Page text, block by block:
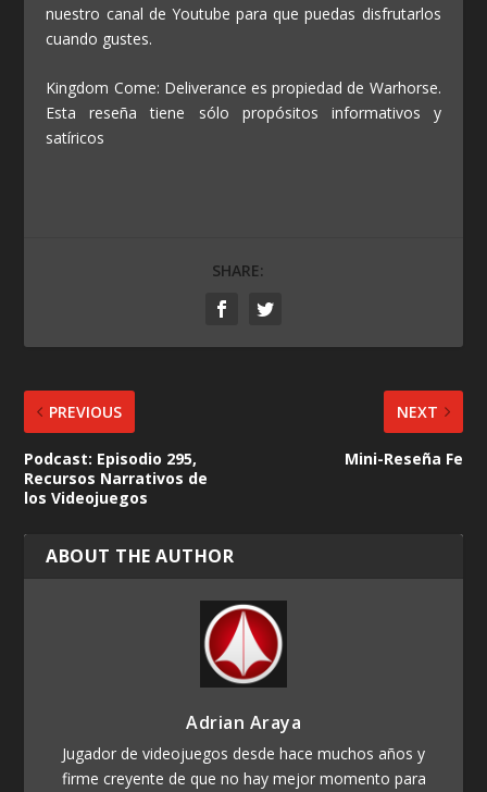
nuestro canal de Youtube para que puedas disfrutarlos
cuando gustes.
Kingdom Come: Deliverance es propiedad de Warhorse.
Esta reseña tiene sólo propósitos informativos y
satíricos
SHARE:
PREVIOUS
Podcast: Episodio 295,
Recursos Narrativos de
los Videojuegos
NEXT
Mini-Reseña Fe
ABOUT THE AUTHOR
Adrian Araya
Jugador de videojuegos desde hace muchos años y
firme creyente de que no hay mejor momento para